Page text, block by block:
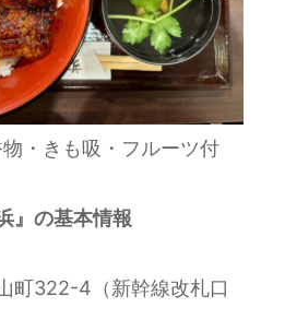
・きも吸・フルーツ付
』の基本情報
町322-4（新幹線改札口